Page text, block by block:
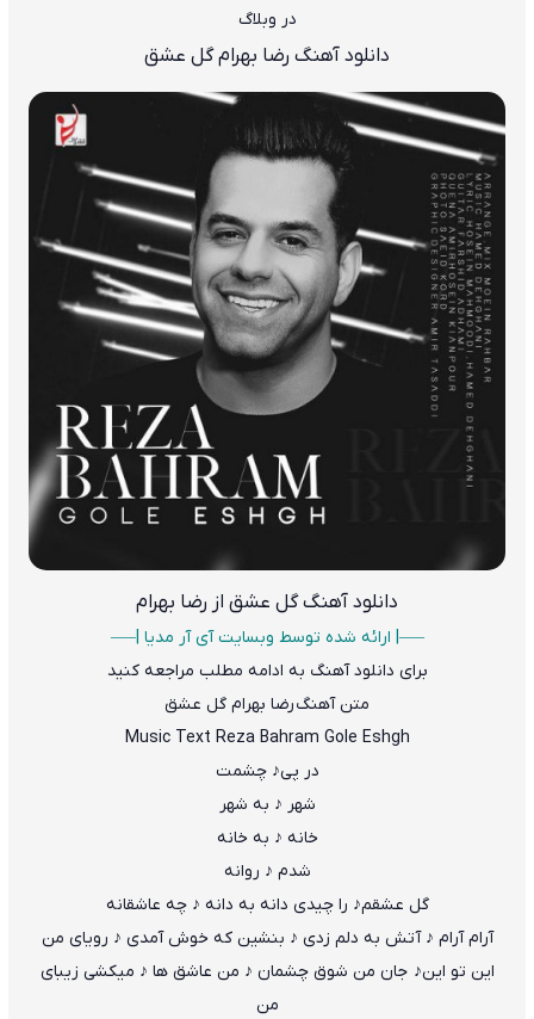
در وبلاگ
دانلود آهنگ رضا بهرام گل عشق
دانلود آهنگ گل عشق از رضا بهرام
—–| ارائه شده توسط وبسایت آی آر مدیا |—–
برای دانلود آهنگ به ادامه مطلب مراجعه کنید
متن آهنگ رضا بهرام گل عشق
Music Text Reza Bahram Gole Eshgh
در پی♪ چشمت
شهر ♪ به شهر
خانه ♪ به خانه
شدم ♪ روانه
گل عشقم♪ را چیدی دانه به دانه ♪ چه عاشقانه
آرام آرام ♪ آتش به دلم زدی ♪ بنشین که خوش آمدی ♪ رویای من
این تو این♪ جان من شوق چشمان ♪ من عاشق ها ♪ میکشی زیبای
من